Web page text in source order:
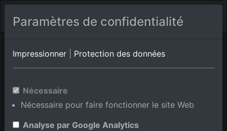
Poderi Rancoli Toscane
Photos aériennes de Poggio
Santa Cecilia en Toscane, Italie
Paramètres de confidentialité
Impressionner Protection des données
Nécessaire
Nécessaire pour faire fonctionner le site Web
Analyse par Google Analytics